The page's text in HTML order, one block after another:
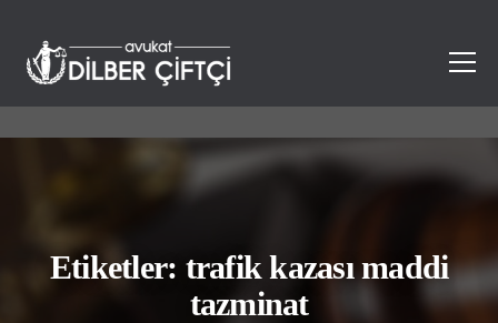
Etiketler: trafik kazası maddi
tazminat